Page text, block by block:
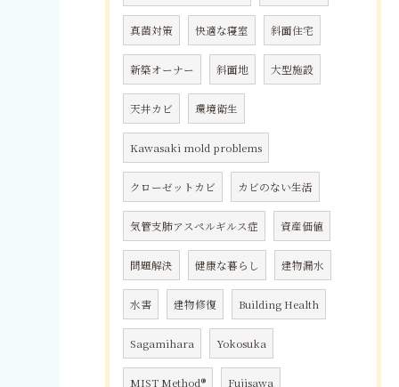
真菌対策 快適な寝室 斜面住宅
新築オーナー 斜面地 大型施設
天井カビ 環境衛生
Kawasaki mold problems
クローゼットカビ カビのない生活
気管支肺アスペルギルス症 資産価値
問題解決 健康な暮らし 建物漏水
水害 建物修復 Building Health
Sagamihara Yokosuka
MIST Method® Fujisawa